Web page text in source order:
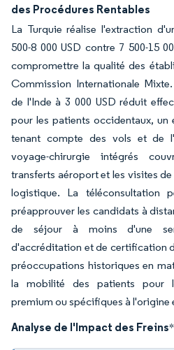
des Procédures Rentables
La Turquie réalise l'extraction
500-8 000 USD contre 7 500-15
compromettre la qualité des
Commission Internationale
de l'Inde à 3 000 USD réduit
pour les patients occidentaux, un
tenant compte des vols et de
voyage-chirurgie intégrés
transferts aéroport et les visites
logistique. La téléconsultation
préapprouver les candidats à
de séjour à moins d'une
d'accréditation et de certification
préoccupations historiques en
la mobilité des patients pour
premium ou spécifiques à l'origine
Analyse de l'Impact des Freins*